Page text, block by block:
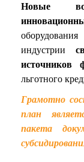
Новые
индустрии
источников
льготного
Грамотно
план
пакета